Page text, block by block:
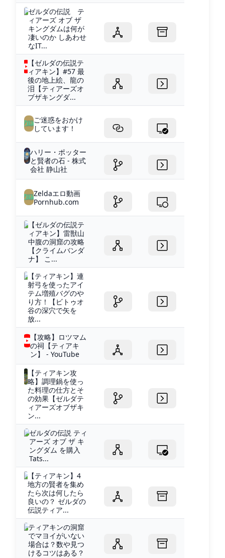
ゼルダの伝説 テ
ィアーズ オブ ザ
キングダムは何が
凄いのか しあわせ
なIT...
【ゼルダの伝説テ
ィアキン】#57 最
後の地上絵、龍の
泪【ティアーズオ
ブザキングダ...
ご迷惑をおかけ
しています！
ハリー・ポッター
と賢者の石 - 株式
会社 静山社
Zeldaエロ動画
Pornhub.com
【ゼルダの伝説テ
ィアキン】雷獣山
中腹の洞窟の攻略
【クライムバンダ
ナ】 こ...
【ティアキン】連
射弓を使ったアイ
テム増殖バグのや
り方！【ビトゥオ
谷の深穴で矢を
放...
【攻略】ロツマム
の祠【ティアキ
ン】 - YouTube
【ティアキン攻
略】調理鍋を使っ
た料理の仕方とそ
の効果【ゼルダテ
ィアーズオブザキ
ン...
ゼルダの伝説 ティ
アーズ オブ ザ キ
ングダム を購入
Tats...
【ティアキン】4
地方の賢者を集め
たら次は何したら
良いの？ ゼルダの
伝説ティア...
ティアキンの洞窟
でマヨイがいない
場合は？数や見つ
けるコツはある？